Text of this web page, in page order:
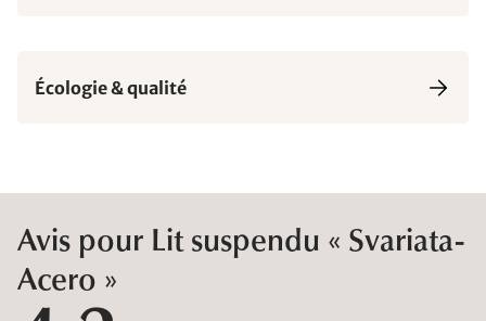
Écologie & qualité
Avis pour Lit suspendu « Svariata-
Acero »